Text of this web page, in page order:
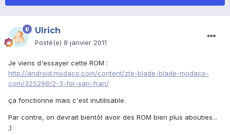
Ulrich
Posté(e) 8 janvier 2011
Je viens d'essayer cette ROM :
http://android.modaco.com/content/zte-blade-blade-modaco-
com/325298/2-3-for-san-fran/
ça fonctionne mais c'est inutilisable.
Par contre, on devrait bientôt avoir des ROM bien plus abouties...
;)